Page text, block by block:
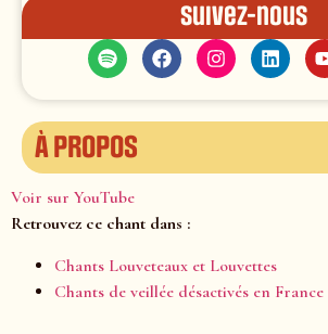
Suivez-nous
À propos
Voir sur YouTube
Retrouvez ce chant dans :
Chants Louveteaux et Louvettes
Chants de veillée désactivés en France